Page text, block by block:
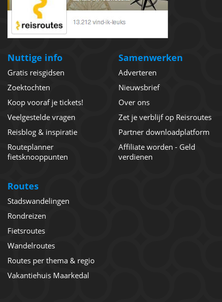
Nuttige info
Gratis reisgidsen
Zoektochten
Koop vooraf je tickets!
Veelgestelde vragen
Reisblog & inspiratie
Routeplanner
fietsknooppunten
Samenwerken
Adverteren
Nieuwsbrief
Over ons
Zet je verblijf op Reisroutes
Partner downloadplatform
Affiliate worden - Geld
verdienen
Routes
Stadswandelingen
Rondreizen
Fietsroutes
Wandelroutes
Routes per thema & regio
Vakantiehuis Maarkedal